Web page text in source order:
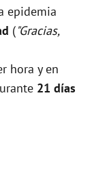
epidemia
("Gracias,
hora y en
21 días